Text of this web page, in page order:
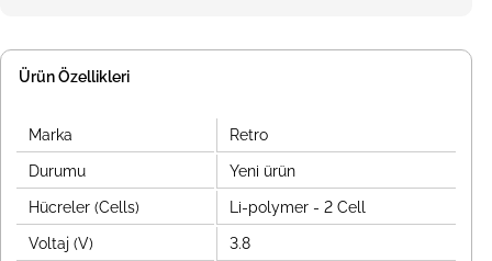
Ürün Özellikleri
Marka Retro
Durumu Yeni ürün
Hücreler (Cells) Li-polymer - 2 Cell
Voltaj (V) 3.8